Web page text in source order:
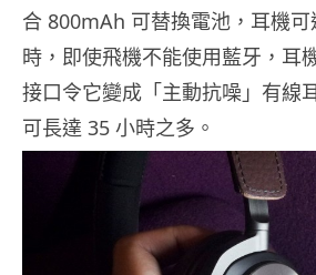
合 800mAh 可替換電池，耳機
時，即使飛機不能使用藍牙，耳
接口令它變成「主動抗噪」有線
可長達 35 小時之多。